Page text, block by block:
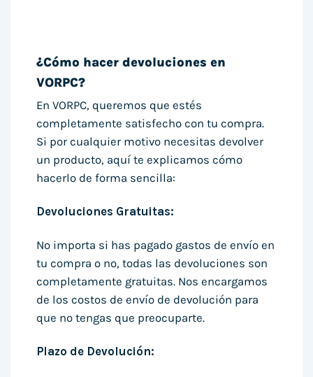
¿Cómo hacer devoluciones en
VORPC?
En VORPC, queremos que estés
completamente satisfecho con tu compra.
Si por cualquier motivo necesitas devolver
un producto, aquí te explicamos cómo
hacerlo de forma sencilla:
Devoluciones Gratuitas:
No importa si has pagado gastos de envío en
tu compra o no, todas las devoluciones son
completamente gratuitas. Nos encargamos
de los costos de envío de devolución para
que no tengas que preocuparte.
Plazo de Devolución: